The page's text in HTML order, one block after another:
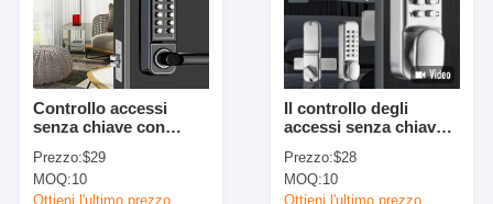
Controllo accessi
senza chiave con
combinazione
meccanica
Prezzo:$29
MOQ:10
Ottieni l'ultimo prezzo
Il controllo degli
accessi senza chiave
l'alta sicurezza per la
porta d'ingresso
Prezzo:$28
MOQ:10
Ottieni l'ultimo prezzo